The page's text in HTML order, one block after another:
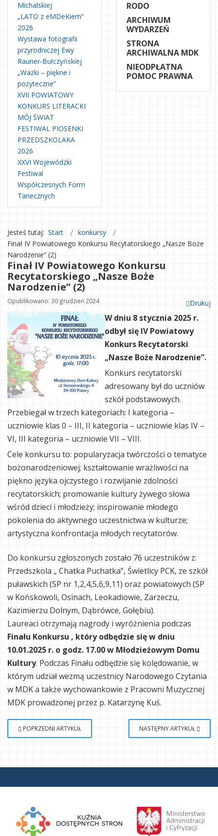
Michalskiej
„LATO z eMDeKiem”
2026
Wystawa fotografii
przyrodniczej Ewy
Rauner-Bułczyńskiej
„Ważki – piękne i
pożyteczne”
XVII POWIATOWY
KONKURS LITERACKI
MÓJ ŚWIAT
FESTIWAL PIOSENKI
PRZEDSZKOLAKA
2026
XXVI Wojewódzki
Festiwal
Współczesnych Form
Tanecznych
RODO
ARCHIWUM
WYDARZEŃ
STRONA
ARCHIWALNA MDK
NIEODPŁATNA
POMOC PRAWNA
Jesteś tutaj: Start
konkursy
Finał IV Powiatowego Konkursu Recytatorskiego „Nasze Boże
Narodzenie” (2)
Finał IV Powiatowego Konkursu
Recytatorskiego „Nasze Boże
Narodzenie” (2)
Drukuj
Opublikowano: 30 grudzień 2024
W dniu 8 stycznia 2025 r.
odbył się IV Powiatowy
Konkurs Recytatorski
„Nasze Boże Narodzenie”.
Konkurs recytatorski
adresowany był do uczniów
szkół podstawowych.
Przebiegał w trzech kategoriach: I kategoria –
uczniowie klas 0 – III, II kategoria – uczniowie klas IV –
VI, III kategoria – uczniowie VII – VIII.
Cele konkursu to: popularyzacja twórczości o tematyce
bożonarodzeniowej; kształtowanie wrażliwości na
piękno języka ojczystego i rozwijanie zdolności
recytatorskich; promowanie kultury żywego słowa
wśród dzieci i młodzieży; inspirowanie młodego
pokolenia do aktywnego uczestnictwa w kulturze;
artystyczna konfrontacja młodych recytatorów.
Do konkursu zgłoszonych zostało 76 uczestników z:
Przedszkola „ Chatka Puchatka”, Świetlicy PCK, ze szkół
puławskich (SP nr 1,2,4,5,6,9,11) oraz powiatowych (SP
w Końskowoli, Osinach, Leokadiowie, Zarzeczu,
Kazimierzu Dolnym, Dąbrówce, Gołębiu).
Laureaci otrzymają nagrody i wyróżnienia podczas
Finału Konkursu , który odbędzie się w dniu
10.01.2025 r. o godz. 17.00 w Młodzieżowym Domu
Kultury. Podczas Finału odbędzie się kolędowanie, w
którym udział wezmą uczestnicy Narodowego Czytania
w MDK a także wychowankowie z Pracowni Muzycznej
MDK prowadzonej przez p. Katarzynę Kuś.
POPRZEDNI ARTYKUŁ NASTĘPNY ARTYKUŁ